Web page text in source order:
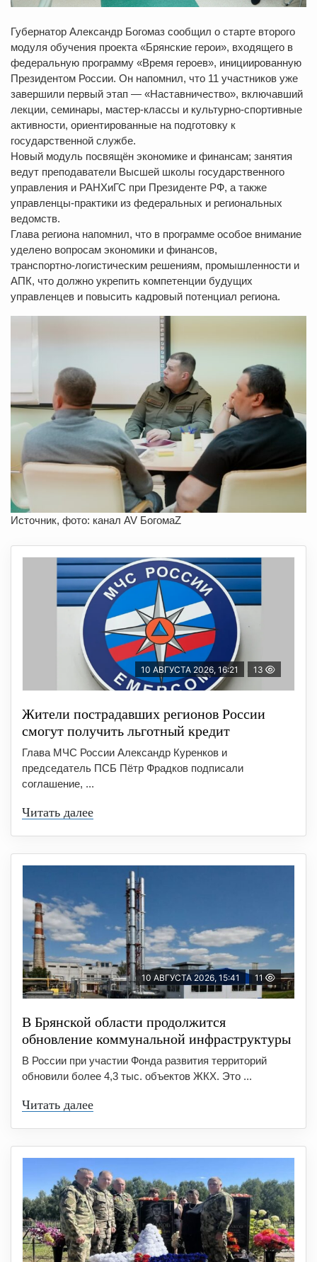
Губернатор Александр Богомаз сообщил о старте второго
модуля обучения проекта «Брянские герои», входящего в
федеральную программу «Время героев», инициированную
Президентом России. Он напомнил, что 11 участников уже
завершили первый этап — «Наставничество», включавший
лекции, семинары, мастер‑классы и культурно‑спортивные
активности, ориентированные на подготовку к
государственной службе.
Новый модуль посвящён экономике и финансам; занятия
ведут преподаватели Высшей школы государственного
управления и РАНХиГС при Президенте РФ, а также
управленцы‑практики из федеральных и региональных
ведомств.
Глава региона напомнил, что в программе особое внимание
уделено вопросам экономики и финансов,
транспортно‑логистическим решениям, промышленности и
АПК, что должно укрепить компетенции будущих
управленцев и повысить кадровый потенциал региона.
Источник, фото: канал AV БогомаZ
10 АВГУСТА 2026, 16:21 13
Жители пострадавших регионов России
смогут получить льготный кредит
Глава МЧС России Александр Куренков и
председатель ПСБ Пётр Фрадков подписали
соглашение, ...
Читать далее
10 АВГУСТА 2026, 15:41 11
В Брянской области продолжится
обновление коммунальной инфраструктуры
В России при участии Фонда развития территорий
обновили более 4,3 тыс. объектов ЖКХ. Это ...
Читать далее